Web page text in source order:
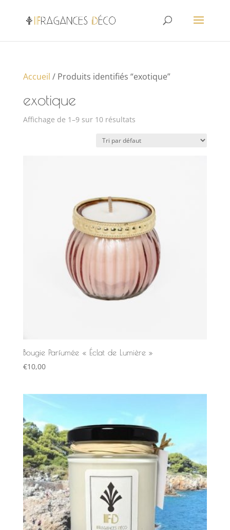
Accueil / Produits identifiés “exotique”
exotique
Affichage de 1–9 sur 10 résultats
Bougie Parfumée « Éclat de Lumière »
€10,00